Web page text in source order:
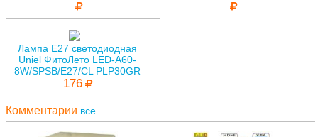
Лампа E27 светодиодная
Uniel ФитоЛето LED-A60-
8W/SPSB/E27/CL PLP30GR
176
Комментарии все